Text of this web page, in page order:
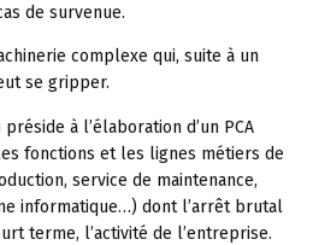
de survenue.
complexe qui, suite à un
se gripper.
à l’élaboration d’un PCA
fonctions et les lignes métiers de
service de maintenance,
informatique…) dont l’arrêt brutal
terme, l’activité de l’entreprise.